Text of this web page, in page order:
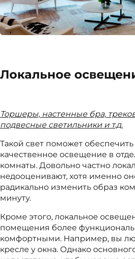
Локальное
Торшеры, настенные бра,
подвесные светильники и т.д.
Такой свет поможет
качественное освещение в
комнаты. Довольно частно
недооценивают, хотя именно
радикально изменить образ
минуту.
Кроме этого, локальное
помещения более
комфортными. Например, вы
кресле у окна. Однако